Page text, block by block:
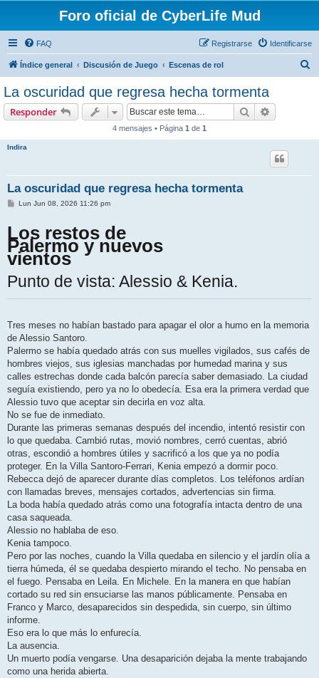
Foro oficial de CyberLife Mud
FAQ Identificarse
Registrarse
Índice general Discusión de Juego Escenas de rol
La oscuridad que regresa hecha tormenta
Responder Buscar
4 mensajes • Página 1 de 1
Indira
La oscuridad que regresa hecha tormenta
M
a
j
e
Lun Jun 08, 2026 11:26 pm
Los restos de
Palermo y nuevos
vientos
Punto de vista: Alessio & Kenia.
Tres meses no habían bastado para apagar el olor a humo en la memoria
de Alessio Santoro.
Palermo se había quedado atrás con sus muelles vigilados, sus cafés de
hombres viejos, sus iglesias manchadas por humedad marina y sus
calles estrechas donde cada balcón parecía saber demasiado. La ciudad
seguía existiendo, pero ya no lo obedecía. Esa era la primera verdad que
Alessio tuvo que aceptar sin decirla en voz alta.
No se fue de inmediato.
Durante las primeras semanas después del incendio, intentó resistir con
lo que quedaba. Cambió rutas, movió nombres, cerró cuentas, abrió
otras, escondió a hombres útiles y sacrificó a los que ya no podía
proteger. En la Villa Santoro-Ferrari, Kenia empezó a dormir poco.
Rebecca dejó de aparecer durante días completos. Los teléfonos ardían
con llamadas breves, mensajes cortados, advertencias sin firma.
La boda había quedado atrás como una fotografía intacta dentro de una
casa saqueada.
Alessio no hablaba de eso.
Kenia tampoco.
Pero por las noches, cuando la Villa quedaba en silencio y el jardín olía a
tierra húmeda, él se quedaba despierto mirando el techo. No pensaba en
el fuego. Pensaba en Leila. En Michele. En la manera en que habían
cortado su red sin ensuciarse las manos públicamente. Pensaba en
Franco y Marco, desaparecidos sin despedida, sin cuerpo, sin último
informe.
Eso era lo que más lo enfurecía.
La ausencia.
Un muerto podía vengarse. Una desaparición dejaba la mente trabajando
como una herida abierta.